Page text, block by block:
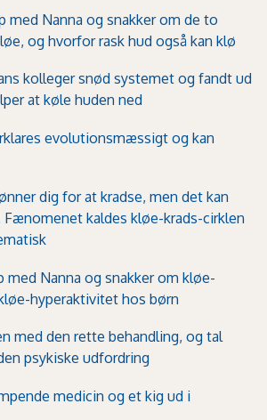
med Nanna og snakker om de to
og hvorfor rask hud også kan klø
kolleger snød systemet og fandt ud
at køle huden ned
evolutionsmæssigt og kan
dig for at kradse, men det kan
kaldes kløe-krads-cirklen
med Nanna og snakker om kløe-
hyperaktivitet hos børn
med den rette behandling, og tal
psykiske udfordring
medicin og et kig ud i